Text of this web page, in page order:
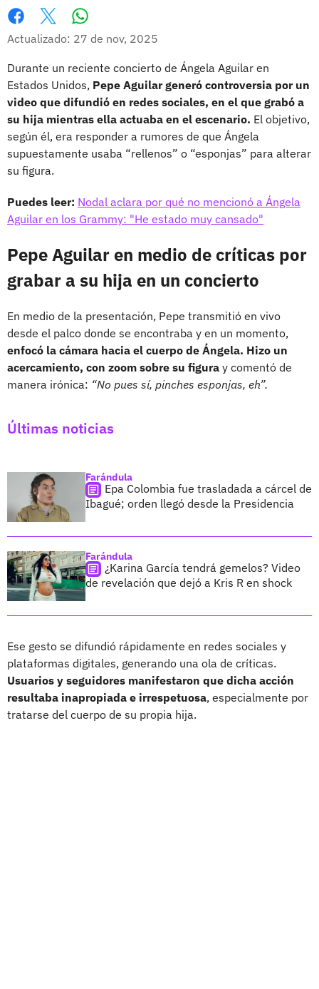
Facebook
X
Actualizado: 27 de nov, 2025
Durante un reciente concierto de Ángela Aguilar en
Estados Unidos, Pepe Aguilar generó controversia por un
video que difundió en redes sociales, en el que grabó a
su hija mientras ella actuaba en el escenario. El objetivo,
según él, era responder a rumores de que Ángela
supuestamente usaba “rellenos” o “esponjas” para alterar
su figura.
Puedes leer: Nodal aclara por qué no mencionó a Ángela
Aguilar en los Grammy: "He estado muy cansado"
Pepe Aguilar en medio de críticas por
grabar a su hija en un concierto
En medio de la presentación, Pepe transmitió en vivo
desde el palco donde se encontraba y en un momento,
enfocó la cámara hacia el cuerpo de Ángela. Hizo un
acercamiento, con zoom sobre su figura y comentó de
manera irónica: “No pues sí, pinches esponjas, eh”.
Últimas noticias
Farándula
Epa Colombia fue trasladada a cárcel de
Ibagué; orden llegó desde la Presidencia
Farándula
¿Karina García tendrá gemelos? Video
de revelación que dejó a Kris R en shock
Ese gesto se difundió rápidamente en redes sociales y
plataformas digitales, generando una ola de críticas.
Usuarios y seguidores manifestaron que dicha acción
resultaba inapropiada e irrespetuosa, especialmente por
tratarse del cuerpo de su propia hija.